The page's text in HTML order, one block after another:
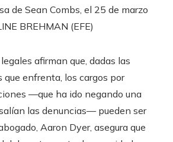
de Sean Combs, el 25 de marzo
BREHMAN (EFE)
afirman que, dadas las
que enfrenta, los cargos por
—que ha ido negando una
las denuncias— pueden ser
Aaron Dyer, asegura que